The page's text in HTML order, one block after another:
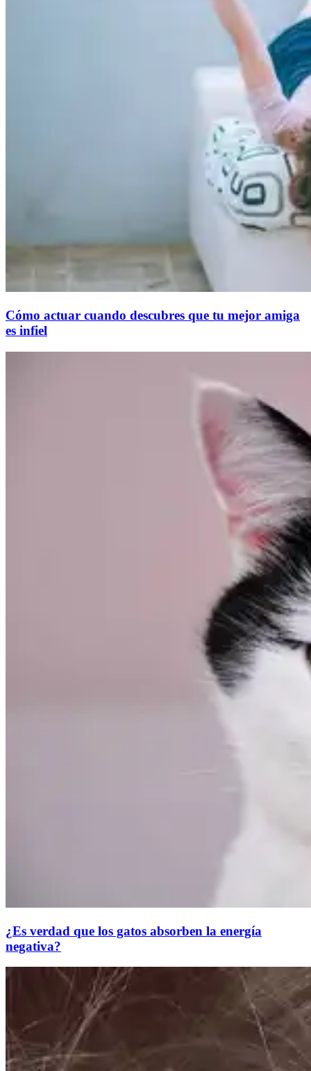
Cómo actuar cuando descubres que tu mejor amiga
es infiel
¿Es verdad que los gatos absorben la energía
negativa?